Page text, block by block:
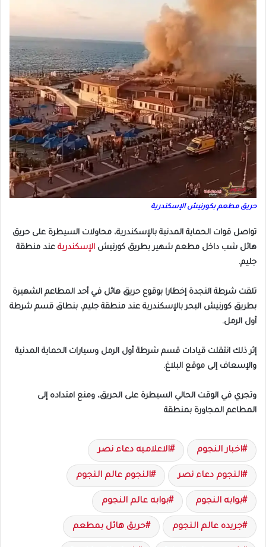
حريق مطعم بكورنيش الإسكندرية
تواصل قوات الحماية المدنية بالإسكندرية، محاولات السيطرة على حريق
هائل شب داخل مطعم شهير بطريق كورنيش الإسكندرية عند منطقة
جليم.
تلقت شرطة النجدة إخطارا بوقوع حريق هائل في أحد المطاعم الشهيرة
بطريق كورنيش البحر بالإسكندرية عند منطقة جليم، بنطاق قسم شرطة
أول الرمل.
إثر ذلك انتقلت قيادات قسم شرطة أول الرمل وسيارات الحماية المدنية
والإسعاف إلى موقع البلاغ.
وتجري في الوقت الحالي السيطرة على الحريق، ومنع امتداده إلى
المطاعم المجاورة بمنطقة
اخبار النجوم الاعلاميه دعاء نصر
النجوم دعاء نصر النجوم عالم النجوم
بوابه النجوم بوابه عالم النجوم
جريده عالم النجوم حريق هائل بمطعم